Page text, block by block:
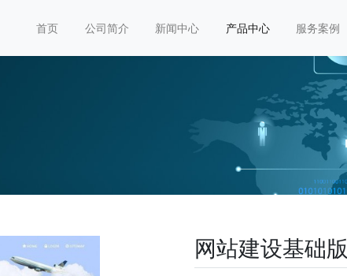
首页 公司简介 新闻中心 产品中心 服务案例
网站建设基础版